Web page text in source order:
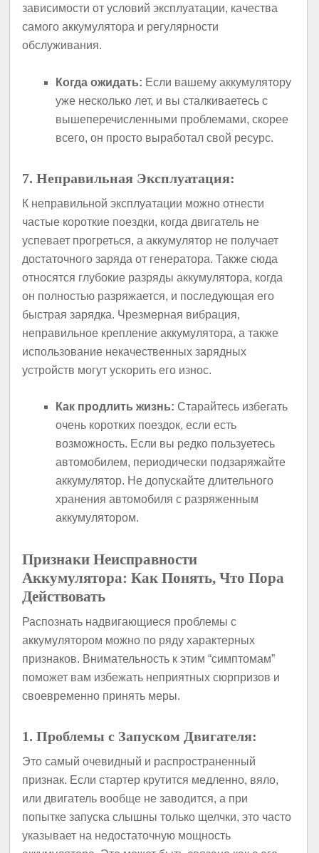
зависимости от условий эксплуатации, качества
самого аккумулятора и регулярности
обслуживания.
Когда ожидать: Если вашему аккумулятору
уже несколько лет, и вы сталкиваетесь с
вышеперечисленными проблемами, скорее
всего, он просто выработал свой ресурс.
7. Неправильная Эксплуатация:
К неправильной эксплуатации можно отнести
частые короткие поездки, когда двигатель не
успевает прогреться, а аккумулятор не получает
достаточного заряда от генератора. Также сюда
относятся глубокие разряды аккумулятора, когда
он полностью разряжается, и последующая его
быстрая зарядка. Чрезмерная вибрация,
неправильное крепление аккумулятора, а также
использование некачественных зарядных
устройств могут ускорить его износ.
Как продлить жизнь: Старайтесь избегать
очень коротких поездок, если есть
возможность. Если вы редко пользуетесь
автомобилем, периодически подзаряжайте
аккумулятор. Не допускайте длительного
хранения автомобиля с разряженным
аккумулятором.
Признаки Неисправности
Аккумулятора: Как Понять, Что Пора
Действовать
Распознать надвигающиеся проблемы с
аккумулятором можно по ряду характерных
признаков. Внимательность к этим “симптомам”
поможет вам избежать неприятных сюрпризов и
своевременно принять меры.
1. Проблемы с Запуском Двигателя:
Это самый очевидный и распространенный
признак. Если стартер крутится медленно, вяло,
или двигатель вообще не заводится, а при
попытке запуска слышны только щелчки, это часто
указывает на недостаточную мощность